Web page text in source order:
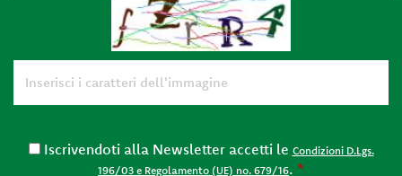
Iscrivendoti alla Newsletter accetti le Condizioni D.Lgs.
196/03 e Regolamento (UE) no. 679/16. *